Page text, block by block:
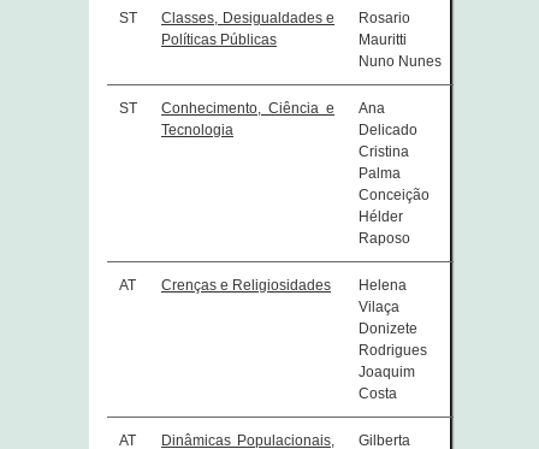
ST
Classes, Desigualdades e
Políticas Públicas
Rosario
Mauritti
Nuno Nunes
ST
Conhecimento, Ciência e
Tecnologia
Ana
Delicado
Cristina
Palma
Conceição
Hélder
Raposo
AT Crenças e Religiosidades
Helena
Vilaça
Donizete
Rodrigues
Joaquim
Costa
AT Dinâmicas Populacionais, Gilberta